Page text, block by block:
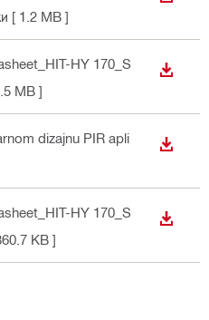
[ 1.2 MB ]
HY 170_S
MB ]
dizajnu PIR apli
HY 170_S
KB ]